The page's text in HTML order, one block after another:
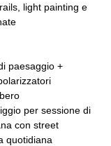
light painting e
paesaggio +
per sessione di
con street
quotidiana